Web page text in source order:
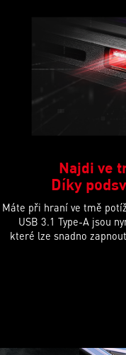
Najdi ve
Díky
Máte při hraní ve tmě
USB 3.1 Type-A jsou
které lze snadno